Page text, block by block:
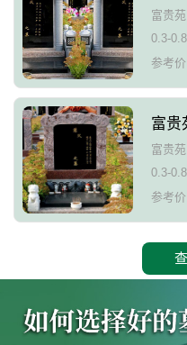
富贵苑
0.3-
参考
富贵
富贵苑
0.3-
参考